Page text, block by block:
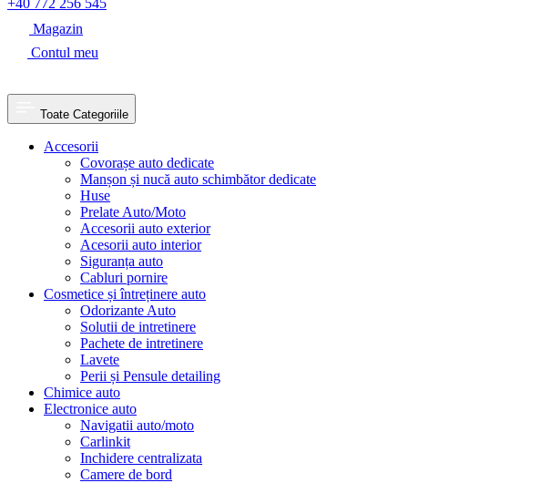
+40 772 256 545
Magazin
Contul meu
Toate Categoriile
Accesorii
Covorașe auto dedicate
Manșon și nucă auto schimbător dedicate
Huse
Prelate Auto/Moto
Accesorii auto exterior
Acesorii auto interior
Siguranța auto
Cabluri pornire
Cosmetice și întreținere auto
Odorizante Auto
Solutii de intretinere
Pachete de intretinere
Lavete
Perii și Pensule detailing
Chimice auto
Electronice auto
Navigatii auto/moto
Carlinkit
Inchidere centralizata
Camere de bord